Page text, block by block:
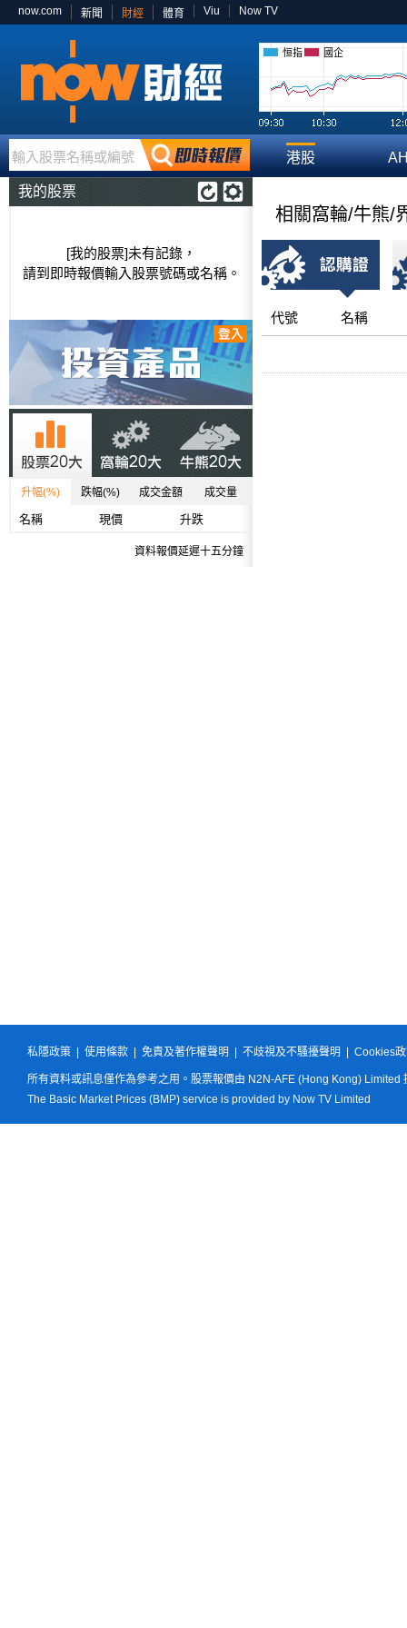
now.com 新聞 財經 體育 Viu Now TV
恒指 國企
輸入股票名稱或編號 港股
我的股票
[我的股票]未有記錄，
請到即時報價輸入股票號碼或名稱。
升幅(%) 跌幅(%) 成交金額 成交量
名稱 現價 升跌
資料報價延遲十五分鐘
相關窩輪/牛熊/
代號 名稱
私隱政策 使用條款 免責及著作權聲明 不歧視及不騷擾聲明 Cookies
所有資料或訊息僅作為參考之用。股票報價由 N2N-AFE (Hong Kong) Limited
The Basic Market Prices (BMP) service is provided by Now TV Limited